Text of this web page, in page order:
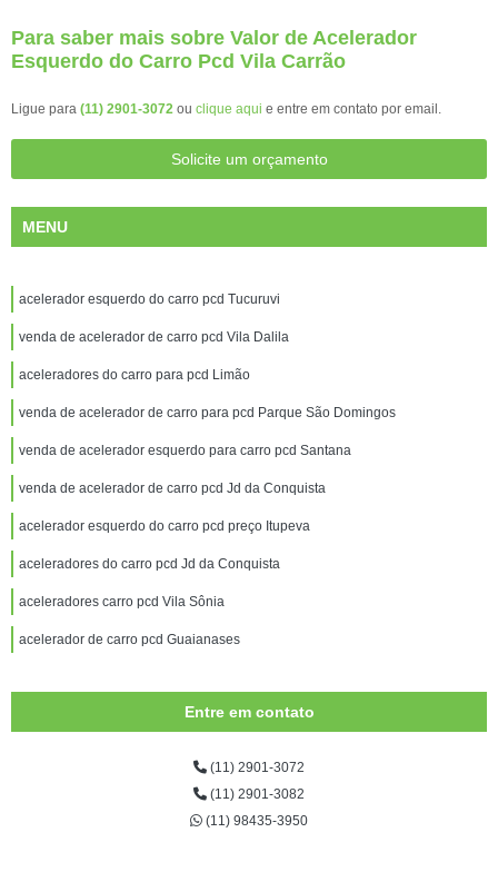
Para saber mais sobre Valor de Acelerador
Esquerdo do Carro Pcd Vila Carrão
Ligue para (11) 2901-3072 ou clique aqui e entre em contato por email.
Solicite um orçamento
MENU
acelerador esquerdo do carro pcd Tucuruvi
venda de acelerador de carro pcd Vila Dalila
aceleradores do carro para pcd Limão
venda de acelerador de carro para pcd Parque São Domingos
venda de acelerador esquerdo para carro pcd Santana
venda de acelerador de carro pcd Jd da Conquista
acelerador esquerdo do carro pcd preço Itupeva
aceleradores do carro pcd Jd da Conquista
aceleradores carro pcd Vila Sônia
acelerador de carro pcd Guaianases
Entre em contato
(11) 2901-3072
(11) 2901-3082
(11) 98435-3950